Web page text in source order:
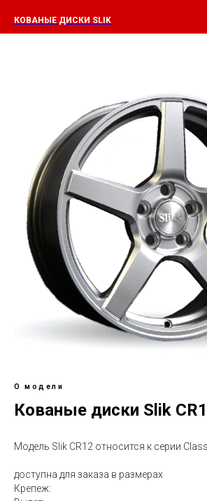
КОВАНЫЕ ДИСКИ SLIK
О модели
Кованые диски Slik
Модель Slik CR12 относится к серии
доступна для заказа в размерах
Крепеж: